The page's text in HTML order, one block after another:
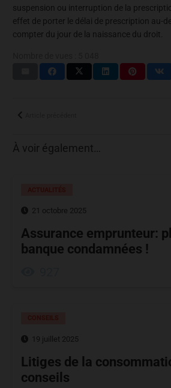
suspension ou interruption de la
effet de porter le délai de prescription au-
compter du jour de la naissance du droit.
À voir également…
21 octobre 2025
Assurance emprunteur:
banque condamnées !
19 juillet 2025
Litiges de la
conseils